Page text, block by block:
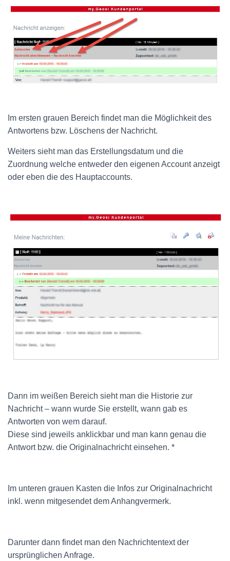
Im ersten grauen Bereich findet man die Möglichkeit des
Antwortens bzw. Löschens der Nachricht.
Weiters sieht man das Erstellungsdatum und die
Zuordnung welche entweder den eigenen Account anzeigt
oder eben die des Hauptaccounts.
Dann im weißen Bereich sieht man die Historie zur
Nachricht – wann wurde Sie erstellt, wann gab es
Antworten von wem darauf.
Diese sind jeweils anklickbar und man kann genau die
Antwort bzw. die Originalnachricht einsehen. *
Im unteren grauen Kasten die Infos zur Originalnachricht
inkl. wenn mitgesendet dem Anhangvermerk.
Darunter dann findet man den Nachrichtentext der
ursprünglichen Anfrage.